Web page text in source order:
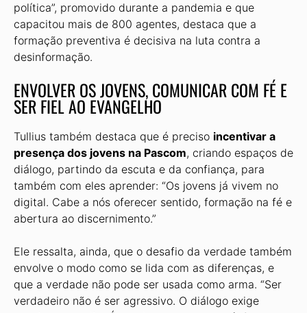
política”, promovido durante a pandemia e que
capacitou mais de 800 agentes, destaca que a
formação preventiva é decisiva na luta contra a
desinformação.
ENVOLVER OS JOVENS, COMUNICAR COM FÉ E
SER FIEL AO EVANGELHO
Tullius também destaca que é preciso incentivar a
presença dos jovens na Pascom, criando espaços de
diálogo, partindo da escuta e da confiança, para
também com eles aprender: “Os jovens já vivem no
digital. Cabe a nós oferecer sentido, formação na fé e
abertura ao discernimento.”
Ele ressalta, ainda, que o desafio da verdade também
envolve o modo como se lida com as diferenças, e
que a verdade não pode ser usada como arma. “Ser
verdadeiro não é ser agressivo. O diálogo exige